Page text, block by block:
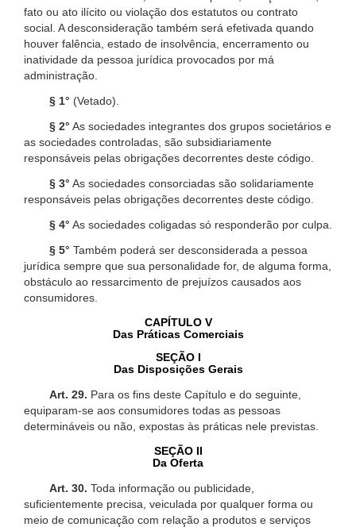
fato ou ato ilícito ou violação dos estatutos ou contrato
social. A desconsideração também será efetivada quando
houver falência, estado de insolvência, encerramento ou
inatividade da pessoa jurídica provocados por má
administração.
§ 1° (Vetado).
§ 2° As sociedades integrantes dos grupos societários e
as sociedades controladas, são subsidiariamente
responsáveis pelas obrigações decorrentes deste código.
§ 3° As sociedades consorciadas são solidariamente
responsáveis pelas obrigações decorrentes deste código.
§ 4° As sociedades coligadas só responderão por culpa.
§ 5° Também poderá ser desconsiderada a pessoa
jurídica sempre que sua personalidade for, de alguma forma,
obstáculo ao ressarcimento de prejuízos causados aos
consumidores.
CAPÍTULO V
Das Práticas Comerciais
SEÇÃO I
Das Disposições Gerais
Art. 29. Para os fins deste Capítulo e do seguinte,
equiparam-se aos consumidores todas as pessoas
determináveis ou não, expostas às práticas nele previstas.
SEÇÃO II
Da Oferta
Art. 30. Toda informação ou publicidade,
suficientemente precisa, veiculada por qualquer forma ou
meio de comunicação com relação a produtos e serviços